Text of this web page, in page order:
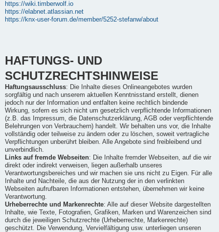
https://wiki.timberwolf.io
https://elabnet.atlassian.net
https://knx-user-forum.de/member/5252-stefanw/about
HAFTUNGS- UND
SCHUTZRECHTSHINWEISE
Haftungsausschluss: Die Inhalte dieses Onlineangebotes wurden
sorgfältig und nach unserem aktuellen Kenntnisstand erstellt, dienen
jedoch nur der Information und entfalten keine rechtlich bindende
Wirkung, sofern es sich nicht um gesetzlich verpflichtende Informationen
(z.B. das Impressum, die Datenschutzerklärung, AGB oder verpflichtende
Belehrungen von Verbrauchern) handelt. Wir behalten uns vor, die Inhalte
vollständig oder teilweise zu ändern oder zu löschen, soweit vertragliche
Verpflichtungen unberührt bleiben. Alle Angebote sind freibleibend und
unverbindlich.
Links auf fremde Webseiten: Die Inhalte fremder Webseiten, auf die wir
direkt oder indirekt verweisen, liegen außerhalb unseres
Verantwortungsbereiches und wir machen sie uns nicht zu Eigen. Für alle
Inhalte und Nachteile, die aus der Nutzung der in den verlinkten
Webseiten aufrufbaren Informationen entstehen, übernehmen wir keine
Verantwortung.
Urheberrechte und Markenrechte: Alle auf dieser Website dargestellten
Inhalte, wie Texte, Fotografien, Grafiken, Marken und Warenzeichen sind
durch die jeweiligen Schutzrechte (Urheberrechte, Markenrechte)
geschützt. Die Verwendung, Vervielfältigung usw. unterliegen unseren